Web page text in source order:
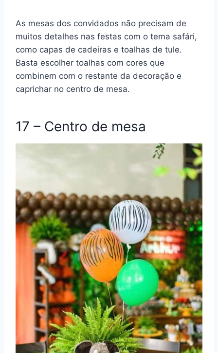
As mesas dos convidados não precisam de
muitos detalhes nas festas com o tema safári,
como capas de cadeiras e toalhas de tule.
Basta escolher toalhas com cores que
combinem com o restante da decoração e
caprichar no centro de mesa.
17 – Centro de mesa